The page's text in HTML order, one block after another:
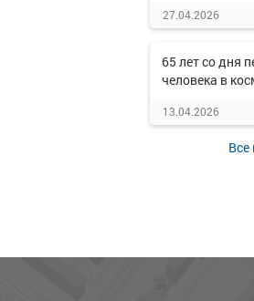
27.04.2026
65 лет со дня
человека в
13.04.2026
Все